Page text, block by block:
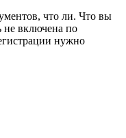
что ли. Что вы
не включена по
нужно